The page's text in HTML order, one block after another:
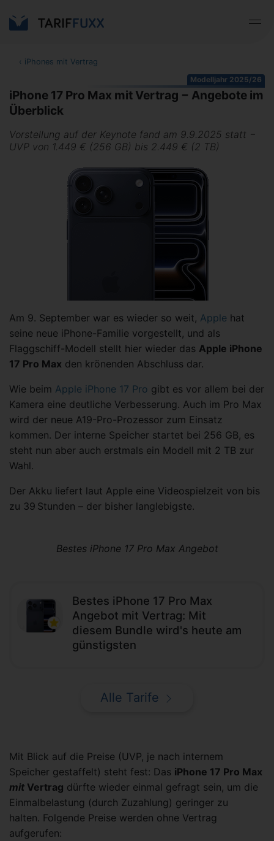
‹ iPhones mit Vertrag
Modelljahr 2025/26
iPhone 17 Pro Max mit Vertrag − Angebote im
Überblick
Vorstellung auf der Keynote fand am 9.9.2025 statt −
UVP von 1.449 € (256 GB) bis 2.449 € (2 TB)
Am 9. September war es wieder so weit, Apple hat
seine neue iPhone-Familie vorgestellt, und als
Flaggschiff-Modell stellt hier wieder das Apple iPhone
17 Pro Max den krönenden Abschluss dar.
Wie beim Apple iPhone 17 Pro gibt es vor allem bei der
Kamera eine deutliche Verbesserung. Auch im Pro Max
wird der neue A19-Pro-Prozessor zum Einsatz
kommen. Der interne Speicher startet bei 256 GB, es
steht nun aber auch erstmals ein Modell mit 2 TB zur
Wahl.
Der Akku liefert laut Apple eine Videospielzeit von bis
zu 39 Stunden – der bisher langlebigste.
Bestes iPhone 17 Pro Max Angebot
Bestes iPhone 17 Pro Max
Angebot mit Vertrag: Mit
diesem Bundle wird's heute am
günstigsten
Alle Tarife
Mit Blick auf die Preise (UVP, je nach internem
Speicher gestaffelt) steht fest: Das iPhone 17 Pro Max
mit Vertrag dürfte wieder einmal gefragt sein, um die
Einmalbelastung (durch Zuzahlung) geringer zu
halten. Folgende Preise werden ohne Vertrag
aufgerufen: